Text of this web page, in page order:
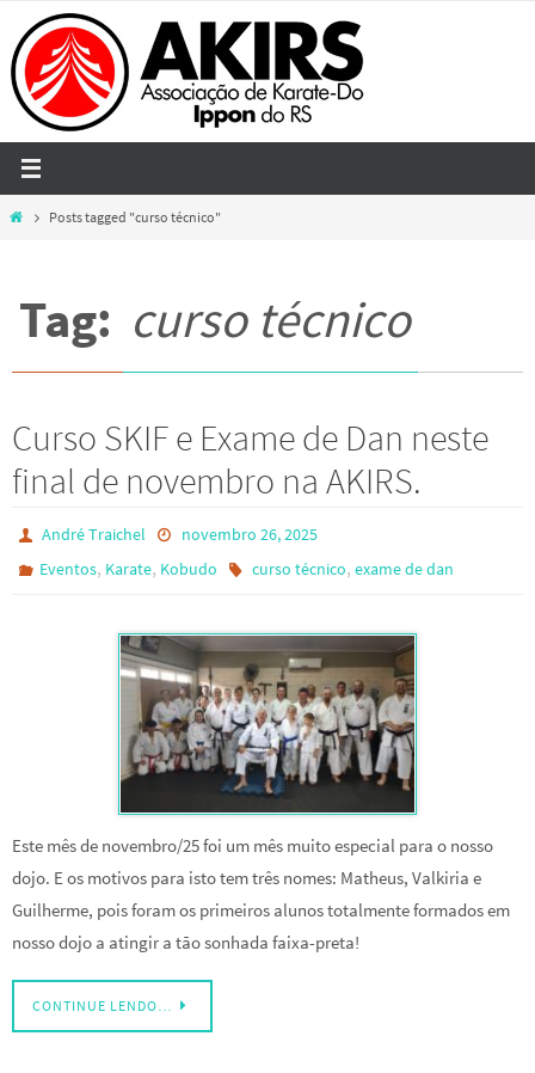
to
content
HomePosts tagged "curso técnico"
Tag: curso técnico
Curso SKIF e Exame de Dan neste
final de novembro na AKIRS.
André Traichel
novembro 26, 2025
Eventos, Karate, Kobudo curso técnico, exame de dan
Este mês de novembro/25 foi um mês muito especial para o nosso
dojo. E os motivos para isto tem três nomes: Matheus, Valkiria e
Guilherme, pois foram os primeiros alunos totalmente formados em
nosso dojo a atingir a tão sonhada faixa-preta!
CONTINUE LENDO…